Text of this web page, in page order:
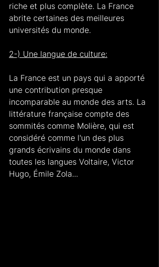
riche et plus complète. La France
abrite certaines des meilleures
universités du monde.
2-) Une langue de culture:
La France est un pays qui a apporté
une contribution presque
incomparable au monde des arts. La
littérature française compte des
sommités comme Molière, qui est
considéré comme l'un des plus
grands écrivains du monde dans
toutes les langues Voltaire, Victor
Hugo, Émile Zola...